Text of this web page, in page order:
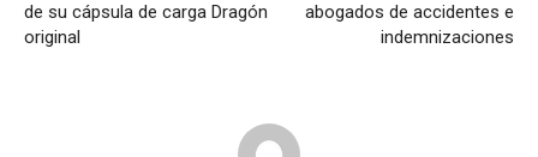
de su cápsula de carga Dragón
original
abogados de accidentes e
indemnizaciones